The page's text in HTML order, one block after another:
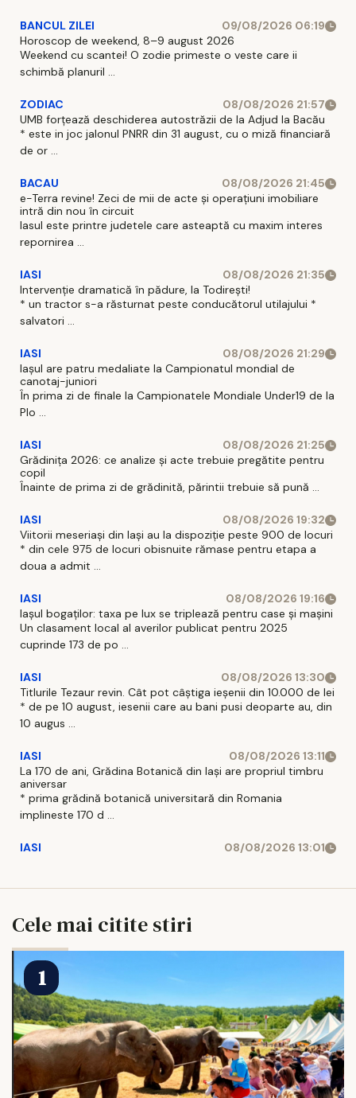
BANCUL ZILEI
09/08/2026 06:19
Horoscop de weekend, 8–9 august 2026
Weekend cu scantei! O zodie primeste o veste care ii
schimbă planuril ...
ZODIAC
08/08/2026 21:57
UMB forțează deschiderea autostrăzii de la Adjud la Bacău
* este in joc jalonul PNRR din 31 august, cu o miză financiară
de or ...
BACAU
08/08/2026 21:45
e-Terra revine! Zeci de mii de acte și operațiuni imobiliare
intră din nou în circuit
Iasul este printre judetele care asteaptă cu maxim interes
repornirea ...
IASI
08/08/2026 21:35
Intervenție dramatică în pădure, la Todirești!
* un tractor s-a răsturnat peste conducătorul utilajului *
salvatori ...
IASI
08/08/2026 21:29
Iaşul are patru medaliate la Campionatul mondial de
canotaj-juniori
În prima zi de finale la Campionatele Mondiale Under19 de la
Plo ...
IASI
08/08/2026 21:25
Grădinița 2026: ce analize și acte trebuie pregătite pentru
copil
Înainte de prima zi de grădinită, părintii trebuie să pună ...
IASI
08/08/2026 19:32
Viitorii meseriași din Iași au la dispoziție peste 900 de locuri
* din cele 975 de locuri obisnuite rămase pentru etapa a
doua a admit ...
IASI
08/08/2026 19:16
Iașul bogaților: taxa pe lux se triplează pentru case și mașini
Un clasament local al averilor publicat pentru 2025
cuprinde 173 de po ...
IASI
08/08/2026 13:30
Titlurile Tezaur revin. Cât pot câștiga ieșenii din 10.000 de lei
* de pe 10 august, iesenii care au bani pusi deoparte au, din
10 augus ...
IASI
08/08/2026 13:11
La 170 de ani, Grădina Botanică din Iași are propriul timbru
aniversar
* prima grădină botanică universitară din Romania
implineste 170 d ...
IASI 08/08/2026 13:01
Cele mai citite stiri